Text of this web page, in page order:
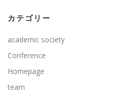
カテゴリー
academic society
Conference
Homepage
team